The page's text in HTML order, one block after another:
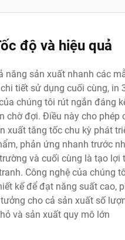
độ và hiệu quả
năng sản xuất nhanh các
tiết sử dụng cuối cùng, in
chúng tôi rút ngắn đáng
chờ đợi. Điều này cho phép
xuất tăng tốc chu kỳ phát
phản ứng nhanh trước
và cuối cùng là tạo lợi
Công nghệ của chúng
kế để đạt năng suất cao,
cho cả sản xuất số
và sản xuất quy mô lớn